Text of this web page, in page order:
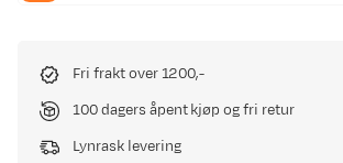
Fri frakt over 1200,-
100 dagers åpent kjøp og fri retur
Lynrask levering